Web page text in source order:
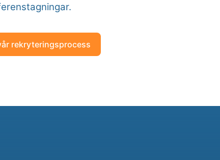
rekryteringsprocess